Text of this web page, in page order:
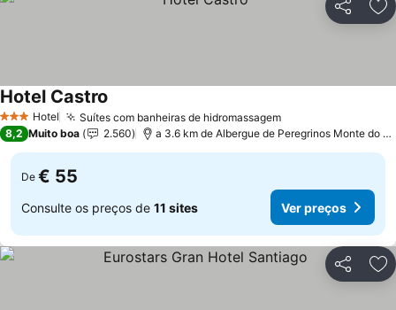
Partilhar
3 EstrelasHotel Suítes com banheiras de hidromassagem
Hotel Castro
8,2 Muito boa 2.560 a 3.6 km de Albergue de Peregrinos Monte do Gozo
De € 55
Consulte os preços de 11 sites Ver preços
Partilhar